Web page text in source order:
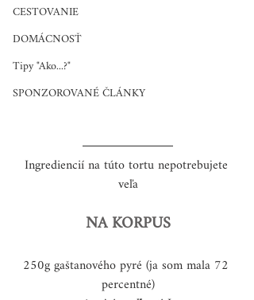
CESTOVANIE
DOMÁCNOSŤ
Tipy "Ako...?"
SPONZOROVANÉ ČLÁNKY
Ingrediencií na túto tortu nepotrebujete
veľa
NA KORPUS
250g gaštanového pyré (ja som mala 72
percentné)